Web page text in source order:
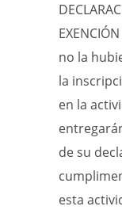
no la
la
en la
de su
esta